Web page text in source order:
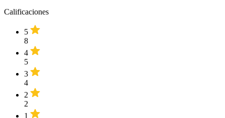
Calificaciones
5
8
4
5
3
4
2
2
1